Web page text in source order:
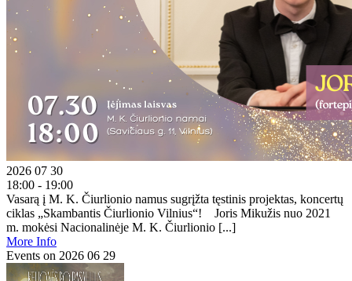
2026 07 30
18:00 - 19:00
Vasarą į M. K. Čiurlionio namus sugrįžta tęstinis projektas, koncertų
ciklas „Skambantis Čiurlionio Vilnius“! Joris Mikužis nuo 2021
m. mokėsi Nacionalinėje M. K. Čiurlionio [...]
More Info
Events on 2026 06 29